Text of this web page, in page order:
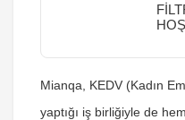
Mianqa, KEDV (Kadın
yaptığı iş birliğiyle de